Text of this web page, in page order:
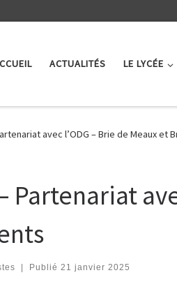
ACTUALITÉS LE LYCÉE
avec l’ODG – Brie de Meaux et
Partenariat
Publié 21 janvier 2025